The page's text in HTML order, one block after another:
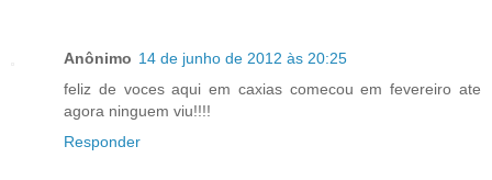
Anônimo 14 de junho de 2012 às 20:25
feliz de voces aqui em caxias comecou em fevereiro ate
agora ninguem viu!!!!
Responder